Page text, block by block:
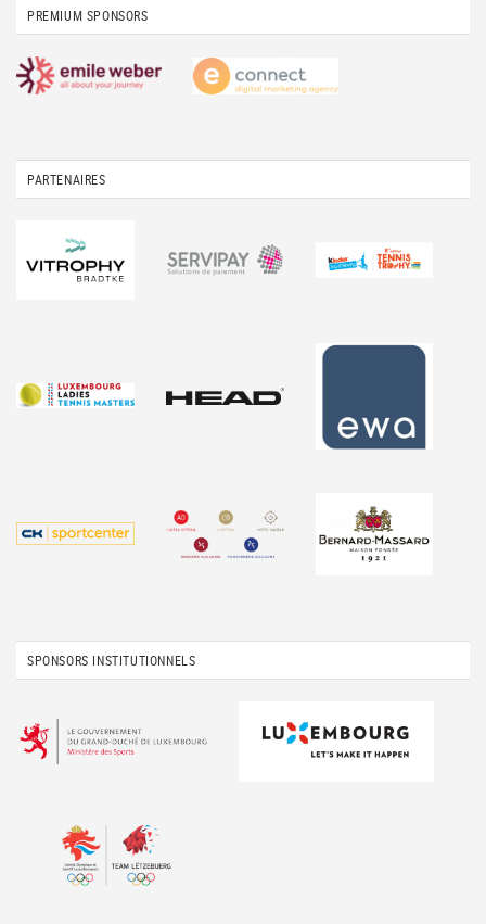
PREMIUM SPONSORS
PARTENAIRES
SPONSORS INSTITUTIONNELS